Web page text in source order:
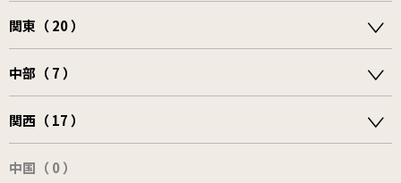
関東（ 20 ）
中部（ 7 ）
関西（ 17 ）
中国（ 0 ）